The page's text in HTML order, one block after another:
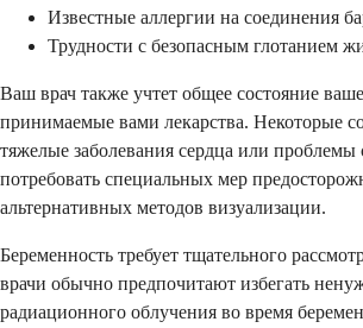
Известные аллергии на соединения
Трудности с безопасным глотанием
Ваш врач также учтет общее состояние
принимаемые вами лекарства. Некоторые
тяжелые заболевания сердца или проблемы
потребовать специальных мер
альтернативных методов визуализации.
Беременность требует тщательного
врачи обычно предпочитают избегать
радиационного облучения во время